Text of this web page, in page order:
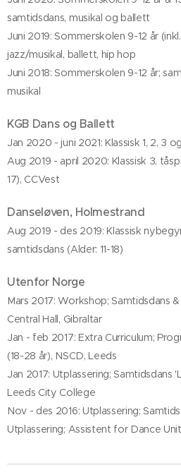
samtidsdans, musikal og ballett
Juni 2019: Sommerskolen 9-12 år
jazz/musikal, ballett, hip hop
Juni 2018: Sommerskolen 9-12 år;
musikal
KGB Dans og Ballett
Jan 2020 - juni 2021: Klassisk 1, 2, 3
Aug 2019 - april 2020: Klassisk 3,
17), CCVest
Danseløven, Holmestrand
Aug 2019 - des 2019: Klassisk
samtidsdans (Alder: 11-18)
Utenfor Norge
Mars 2017: Workshop; Samtidsdans
Central Hall, Gibraltar
Jan - feb 2017: Extra Curriculum;
(18-28 år), NSCD, Leeds
Jan 2017: Utplassering; Samtidsdans
Leeds City College
Nov - des 2016: Utplassering;
Utplassering; Assistent for Dance